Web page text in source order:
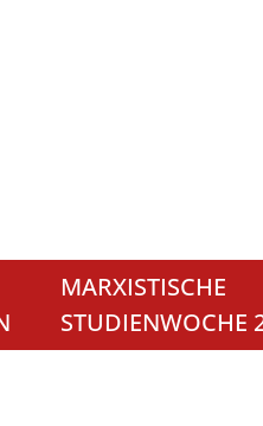
MARXISTISCHE
STUDIENWOCHE